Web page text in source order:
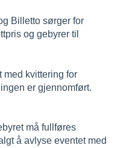
Billetto sørger for
og gebyrer til
med kvittering for
er gjennomført.
må fullføres
å avlyse eventet med